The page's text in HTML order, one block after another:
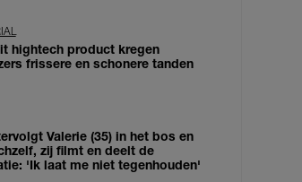
hightech product kregen
frissere en schonere tanden
Valerie (35) in het bos en
zij filmt en deelt de
'Ik laat me niet tegenhouden'